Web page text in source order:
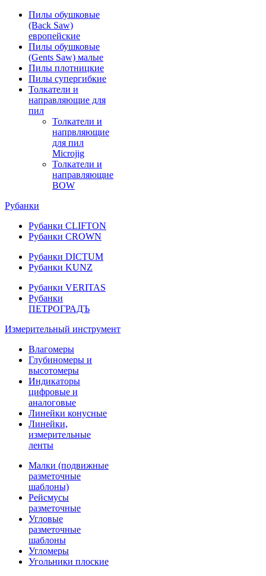
Пилы обушковые
(Back Saw)
европейские
Пилы обушковые
(Gents Saw) малые
Пилы плотницкие
Пилы супергибкие
Толкатели и
направляющие для
пил
Толкатели и
напрвляющие
для пил
Microjig
Толкатели и
направляющие
BOW
Рубанки
Рубанки CLIFTON
Рубанки CROWN
Рубанки DICTUM
Рубанки KUNZ
Рубанки VERITAS
Рубанки
ПЕТРОГРАДЪ
Измерительный инструмент
Влагомеры
Глубиномеры и
высотомеры
Индикаторы
цифровые и
аналоговые
Линейки конусные
Линейки,
измерительные
ленты
Малки (подвижные
разметочные
шаблоны)
Рейсмусы
разметочные
Угловые
разметочные
шаблоны
Угломеры
Угольники плоские